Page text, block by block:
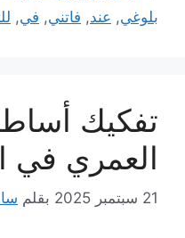
بلوغي, عند, فاتني, في,
تفكيك
العمري في
21 سبتمبر 2025 بقلم